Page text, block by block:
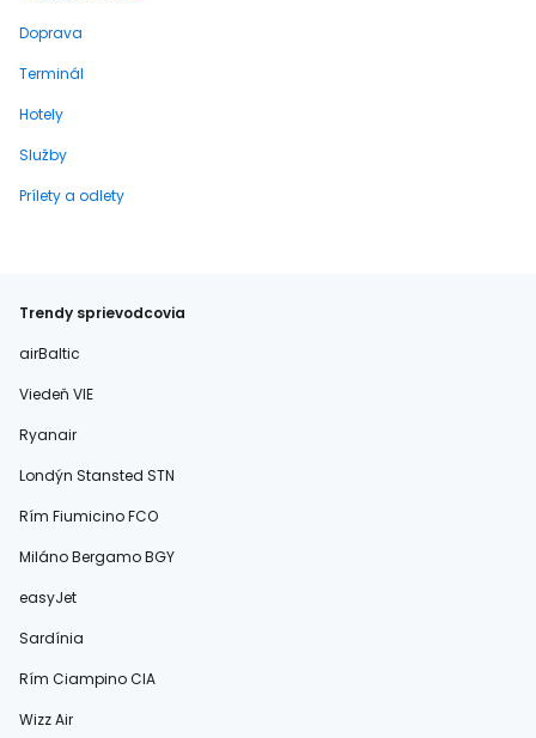
Doprava
Terminál
Hotely
Služby
Prílety a odlety
Trendy sprievodcovia
airBaltic
Viedeň VIE
Ryanair
Londýn Stansted STN
Rím Fiumicino FCO
Miláno Bergamo BGY
easyJet
Sardínia
Rím Ciampino CIA
Wizz Air